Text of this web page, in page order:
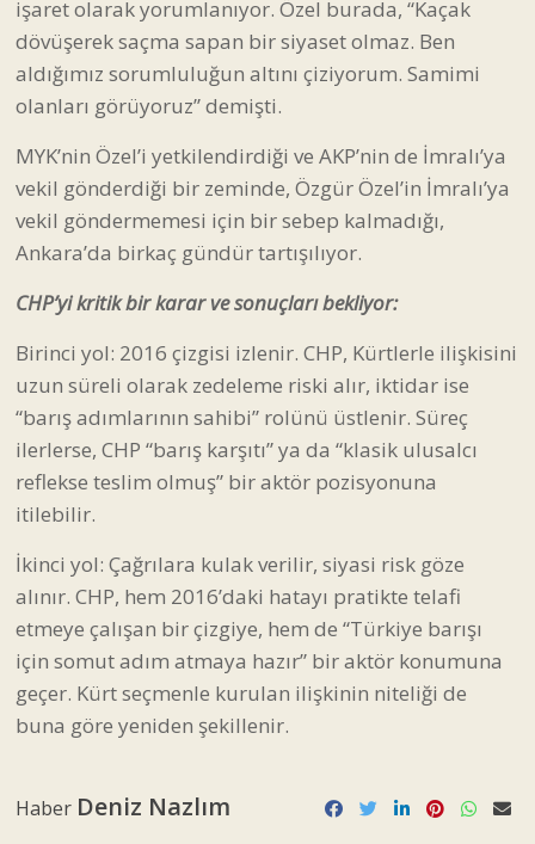
işaret olarak yorumlanıyor. Özel burada, “Kaçak
dövüşerek saçma sapan bir siyaset olmaz. Ben
aldığımız sorumluluğun altını çiziyorum. Samimi
olanları görüyoruz” demişti.
MYK’nin Özel’i yetkilendirdiği ve AKP’nin de İmralı’ya
vekil gönderdiği bir zeminde, Özgür Özel’in İmralı’ya
vekil göndermemesi için bir sebep kalmadığı,
Ankara’da birkaç gündür tartışılıyor.
CHP’yi kritik bir karar ve sonuçları bekliyor:
Birinci yol: 2016 çizgisi izlenir. CHP, Kürtlerle ilişkisini
uzun süreli olarak zedeleme riski alır, iktidar ise
“barış adımlarının sahibi” rolünü üstlenir. Süreç
ilerlerse, CHP “barış karşıtı” ya da “klasik ulusalcı
reflekse teslim olmuş” bir aktör pozisyonuna
itilebilir.
İkinci yol: Çağrılara kulak verilir, siyasi risk göze
alınır. CHP, hem 2016’daki hatayı pratikte telafi
etmeye çalışan bir çizgiye, hem de “Türkiye barışı
için somut adım atmaya hazır” bir aktör konumuna
geçer. Kürt seçmenle kurulan ilişkinin niteliği de
buna göre yeniden şekillenir.
Haber Deniz Nazlım